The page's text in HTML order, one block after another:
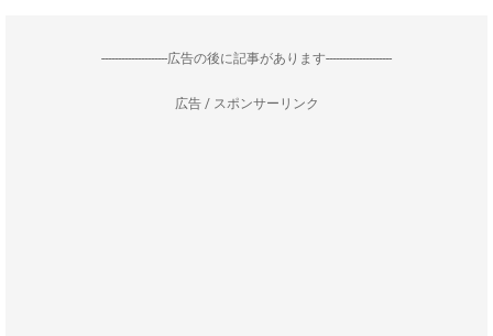
--------------------広告の後に記事があります--------------------
広告 / スポンサーリンク